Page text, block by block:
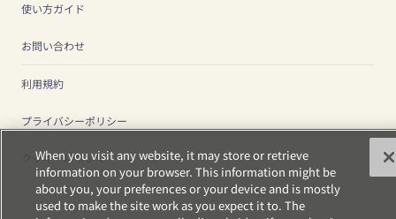
使い方ガイド
お問い合わせ
利用規約
プライバシーポリシー
クッキーについて
When you visit any website, it may store or retrieve
information on your browser. This information might be
about you, your preferences or your device and is mostly
used to make the site work as you expect it to. The